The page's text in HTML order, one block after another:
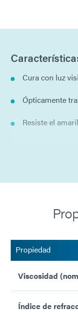
Cura con luz
Ópticamente
Resiste el
después de la
Sin disolventes
Propiedad
Viscosidad
Índice de